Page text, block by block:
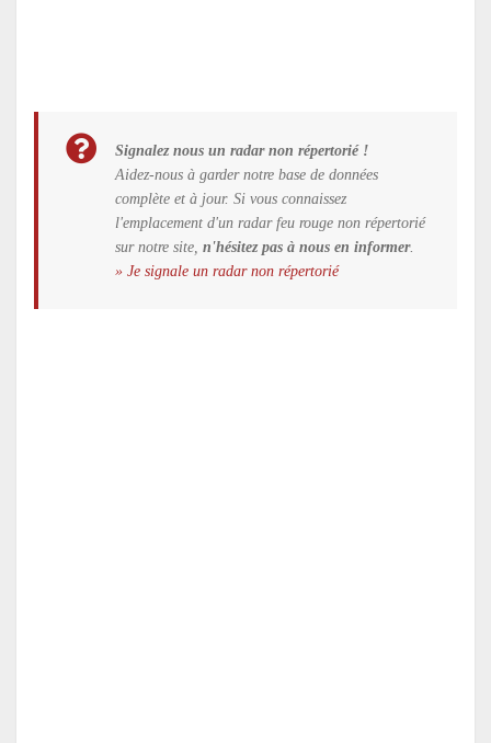
Signalez nous un radar non répertorié !
Aidez-nous à garder notre base de données
complète et à jour. Si vous connaissez
l'emplacement d'un radar feu rouge non répertorié
sur notre site, n'hésitez pas à nous en informer.
» Je signale un radar non répertorié